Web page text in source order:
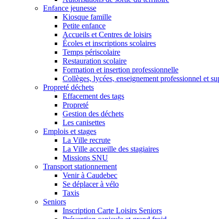
Enfance jeunesse
Kiosque famille
Petite enfance
Accueils et Centres de loisirs
Écoles et inscriptions scolaires
Temps périscolaire
Restauration scolaire
Formation et insertion professionnelle
Collèges, lycées, enseignement professionnel et
Propreté déchets
Effacement des tags
Propreté
Gestion des déchets
Les canisettes
Emplois et stages
La Ville recrute
La Ville accueille des stagiaires
Missions SNU
Transport stationnement
Venir à Caudebec
Se déplacer à vélo
Taxis
Seniors
Inscription Carte Loisirs Seniors